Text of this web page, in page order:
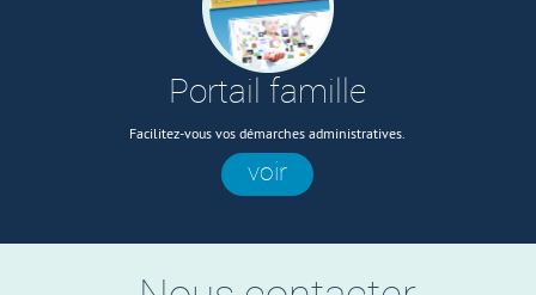
Portail famille
Facilitez-vous vos démarches administratives.
voir